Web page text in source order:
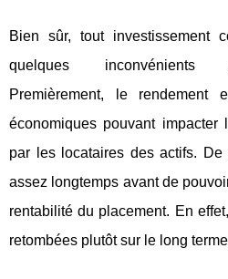
Bien sûr, tout investissement
quelques inconvénients
Premièrement, le rendement
économiques pouvant impacter
par les locataires des actifs.
assez longtemps avant de
rentabilité du placement. En
retombées plutôt sur le long